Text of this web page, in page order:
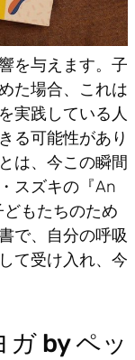
を与えます。子
た場合、これは
実践している人
る可能性があり
は、今この瞬間
スズキの『An
もたちのため
で、自分の呼吸
て受け入れ、今
by ペッ